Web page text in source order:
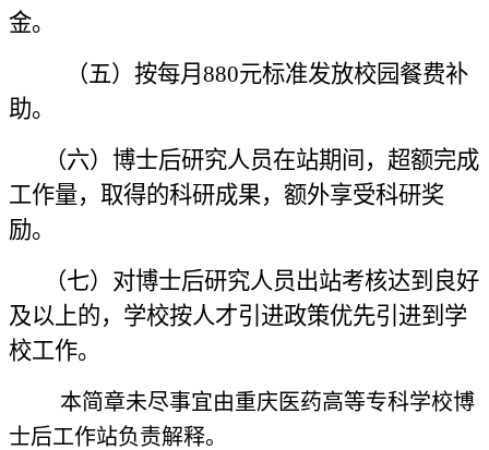
金。
（五）按每月 880元标准发放校园餐费补
助。
（六）博士后研究人员在站期间，超额完成
工作量，取得的科研成果，额外享受科研奖
励。
（七）对博士后研究人员出站考核达到良好
及以上的，学校按人才引进政策优先引进到学
校工作。
本简章未尽事宜由重庆医药高等专科学校博
士后工作站负责解释。